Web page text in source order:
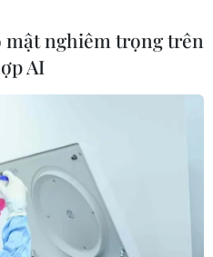
mật nghiêm trọng trên
AI